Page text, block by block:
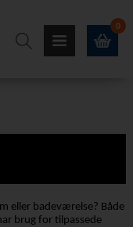
0
eller badeværelse? Både
brug for tilpassede